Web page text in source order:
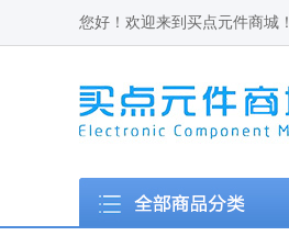
您好！欢迎来到买点元件商城！